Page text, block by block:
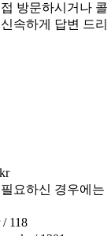
방문하시거나 콜
속하게 답변 드리
요하신 경우에는
118